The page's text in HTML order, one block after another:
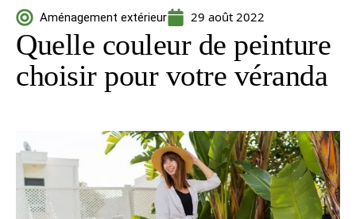
Aménagement extérieur 29 août 2022
Quelle couleur de peinture
choisir pour votre véranda